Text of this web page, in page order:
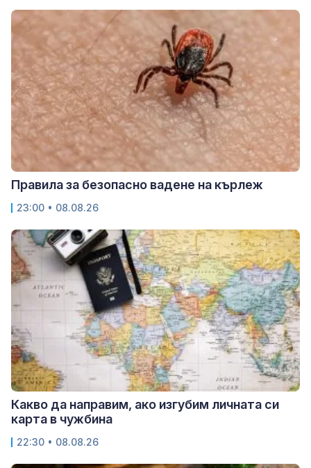
Правила за безопасно вадене на кърлеж
23:00 • 08.08.26
Какво да направим, ако изгубим личната си
карта в чужбина
22:30 • 08.08.26